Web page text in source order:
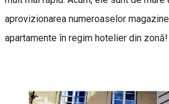
aprovizionarea numeroaselor
apartamente în regim hotelier din zonă!